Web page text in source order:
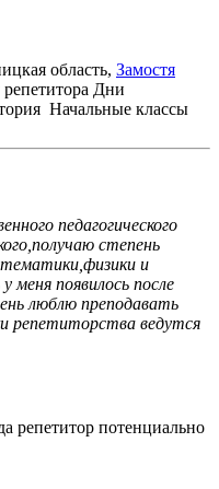
область, Замостя
Дни
Начальные классы
педагогического
степень
и
меня появилось после
люблю преподавать
репетиторства ведутся
репетитор потенциально